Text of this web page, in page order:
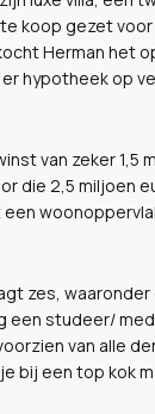
koop gezet
Herman het
hypotheek op
van zeker 1,5
die 2,5 miljoen
zes, waaronder
een studeer/
van alle
bij een top kok